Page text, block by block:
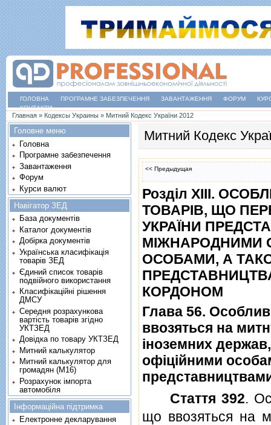
ГОЛОВНА ПРОГРАМНЕ ЗАБЕЗПЕЧЕННЯ ЗАВАНТАЖЕННЯ ФОРУМ
КОНТАКТИ
Ви є тут
Главная » Кодексы Украины » Митний Кодекс України 2012
Митний Кодекс
<< Предыдущая
Роздiл XIII.
ТОВАРIВ, ЩО
УКРАЇНИ
МIЖНАРОДНИМИ
ОСОБАМИ, А
КОРДОНОМ
Глава 56.
ввозяться на
iноземних
офiцiйними
Стаття 392.
що ввозяться на
Головне меню
Головна
Програмне забезпечення
Завантаження
Форум
Курси валют
Навігатор ЗЕД
База документів
Каталог документів
Добірка документів
Українська класифікація
товарів ЗЕД
Єдиний список товарів
подвійного використання
Класифікаційні рішення
ДМСУ
Середня розрахункова
вартість товарів згідно
УКТЗЕД
Довідка по товару УКТЗЕД
Митний калькулятор
Митний калькулятор для
громадян (М16)
Розрахунок імпорта
автомобіля
Інформаційна підтримка
Електронне декларування